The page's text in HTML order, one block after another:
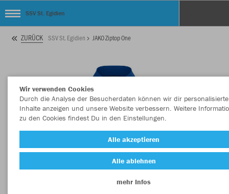
SSV St. Egidien
ZURÜCK SSV St. Egidien JAKO Ziptop One
Wir verwenden Cookies
Durch die Analyse der Besucherdaten können wir dir personalisierte
Inhalte anzeigen und unsere Website verbessern. Weitere
zu den Cookies findest Du in den Einstellungen.
Alle akzeptieren
Alle ablehnen
mehr Infos